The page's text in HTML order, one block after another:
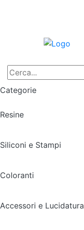
Categorie
Resine
Siliconi e Stampi
Coloranti
Accessori e Lucidatura